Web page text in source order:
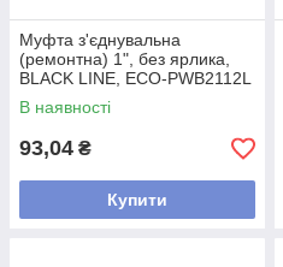
Муфта з'єднувальна
(ремонтна) 1", без ярлика,
BLACK LINE, ECO-PWB2112L
В наявності
93,04 ₴
Купити